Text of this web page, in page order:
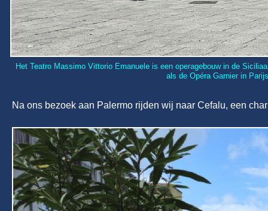
Het Teatro Massimo Vittorio Emanuele is een operagebouw in de
als de Opéra Garnier in
Na ons bezoek aan Palermo rijden wij naar Cefalu, een